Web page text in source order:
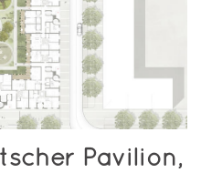
Pavilion,